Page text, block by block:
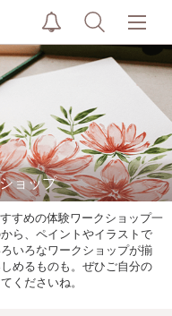
ョップ
すめの体験ワークショップ一
ら、ペイントやイラストで
いろなワークショップが揃
めるものも。ぜひご自分の
くださいね。